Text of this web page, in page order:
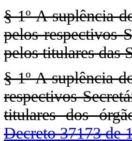
§ 1º A suplência
pelos respectivos
pelos titulares das
§ 1º A suplência
respectivos
titulares dos
Decreto 37173 de